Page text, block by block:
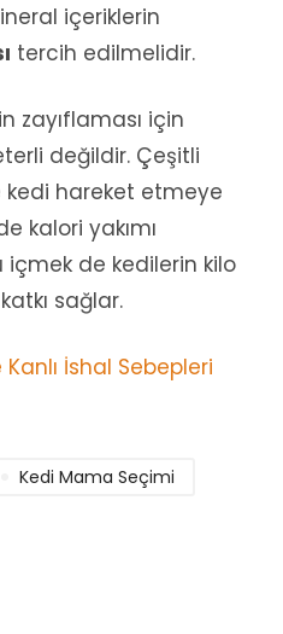
içeriklerin
tercih edilmelidir.
zayıflaması için
değildir. Çeşitli
hareket etmeye
kalori yakımı
içmek de kedilerin kilo
sağlar.
İshal Sebepleri
Kedi Mama Seçimi